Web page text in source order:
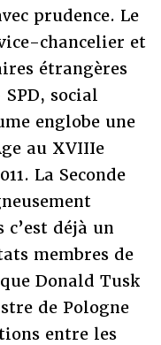
prudence. Le
chancelier et
étrangères
social
englobe une
au XVIIIe
La Seconde
déjà un
membres de
Donald Tusk
de Pologne
entre les